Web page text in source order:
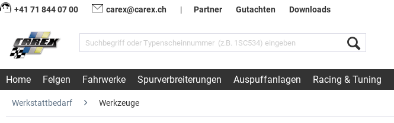
+41 71 844 07 00 carex@carex.ch | Partner Gutachten Downloads
Home Felgen Fahrwerke Spurverbreiterungen Auspuffanlagen Racing & Tuning
Werkstattbedarf Werkzeuge